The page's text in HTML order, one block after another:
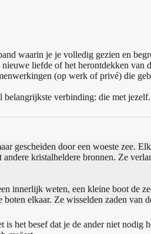
waarin je je volledig gezien en
nieuwe liefde of het herontdekken van
(op werk of privé) die
belangrijkste verbinding: die met jezelf.
gescheiden door een woeste zee.
kristalheldere bronnen. Ze
innerlijk weten, een kleine boot de
elkaar. Ze wisselden zaden van
het besef dat je de ander niet nodig